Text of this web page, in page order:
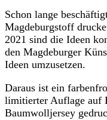
Schon lange
Magdeburgstoff
2021 sind die Ideen
den Magdeburger
Ideen umzusetzen.
Daraus ist ein
limitierter Auflage auf
Baumwolljersey